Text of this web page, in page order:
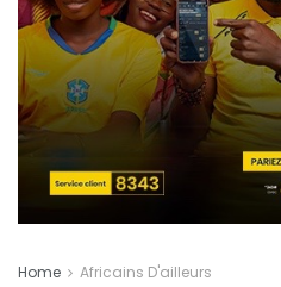
Home Africains D'ailleurs